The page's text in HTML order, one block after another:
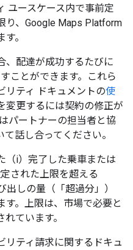
ユースケース内で事前定
り、Google Maps Platform
。
、配達が成功するたびに
ことができます。これら
リティ ドキュメントの使
変更するには契約の修正が
パートナーの担当者と協
話し合ってください。
（i）完了した乗車または
された上限を超える
しの量（「超過分」）
す。上限は、市場で必要と
ています。
リティ請求に関するドキュ